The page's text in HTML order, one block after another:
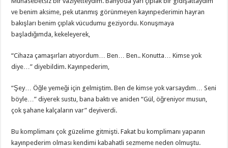
ve benim aksime, pek utanmış görünmeyen kayınpederimin hayran
bakışları benim çıplak vücudumu geziyordu. Konuşmaya
başladığımda, kekeleyerek,
“Cihaza çamaşırları atıyordum… Ben… Ben.. Konutta… Kimse yok
diye…” diyebildim. Kayınpederim,
“Şey… Öğle yemeği için gelmiştim. Ben de kimse yok varsaydım… Seni
böyle…” diyerek sustu, bana baktı ve aniden “Gül, öğreniyor musun,
çok şahane kalçaların var” deyiverdi.
Bu komplimanı çok güzelime gitmişti. Fakat bu komplimanı yapanın
kayınpederim olması kendimi kabahatli sezmeme neden olmuştu.